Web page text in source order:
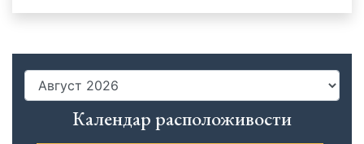
Календар расположивости